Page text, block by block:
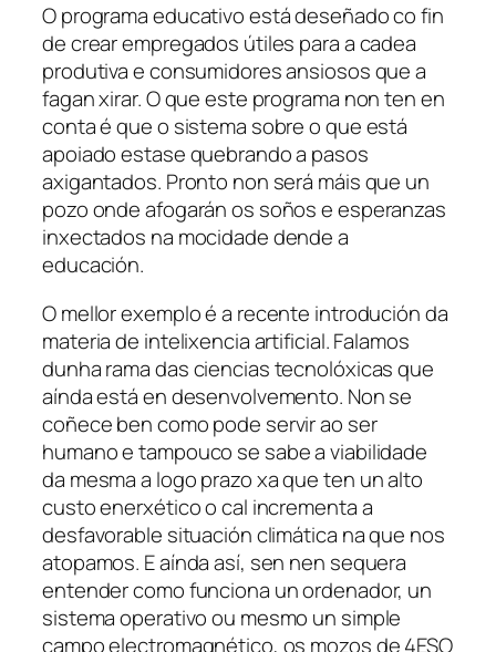
O programa educativo está deseñado co fin
de crear empregados útiles para a cadea
produtiva e consumidores ansiosos que a
fagan xirar. O que este programa non ten en
conta é que o sistema sobre o que está
apoiado estase quebrando a pasos
axigantados. Pronto non será máis que un
pozo onde afogarán os soños e esperanzas
inxectados na mocidade dende a
educación.
O mellor exemplo é a recente introdución da
materia de intelixencia artificial. Falamos
dunha rama das ciencias tecnolóxicas que
aínda está en desenvolvemento. Non se
coñece ben como pode servir ao ser
humano e tampouco se sabe a viabilidade
da mesma a logo prazo xa que ten un alto
custo enerxético o cal incrementa a
desfavorable situación climática na que nos
atopamos. E aínda así, sen nen sequera
entender como funciona un ordenador, un
sistema operativo ou mesmo un simple
campo electromagnético, os mozos de 4ESO